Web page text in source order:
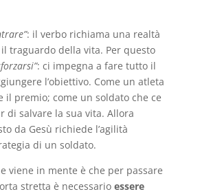
: il verbo richiama una realtà
traguardo della vita. Per questo
: ci impegna a fare tutto il
l’obiettivo. Come un atleta
il premio; come un soldato che ce
di salvare la sua vita. Allora
da Gesù richiede l’agilità
di un soldato.
viene in mente è che per passare
stretta è necessario essere